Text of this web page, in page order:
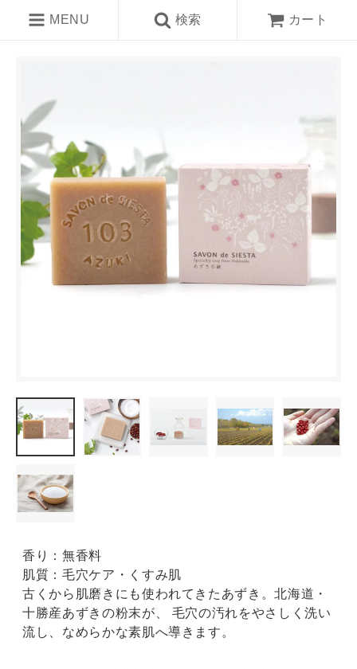
MENU 検索 カート
香り：無香料
肌質：毛穴ケア・くすみ肌
古くから肌磨きにも使われてきたあずき。北海道・
十勝産あずきの粉末が、 毛穴の汚れをやさしく洗い
流し、なめらかな素肌へ導きます。